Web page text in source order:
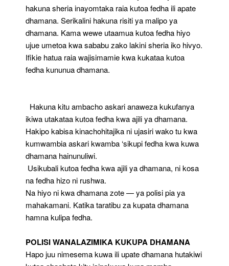
hakuna sheria inayomtaka raia kutoa fedha ili apate
dhamana. Serikalini hakuna risiti ya malipo ya
dhamana. Kama wewe utaamua kutoa fedha hiyo
ujue umetoa kwa sababu zako lakini sheria iko hivyo.
Ifikie hatua raia wajisimamie kwa kukataa kutoa
fedha kununua dhamana.
Hakuna kitu ambacho askari anaweza kukufanya
ikiwa utakataa kutoa fedha kwa ajili ya dhamana.
Hakipo kabisa kinachohitajika ni ujasiri wako tu kwa
kumwambia askari kwamba ‘sikupi fedha kwa kuwa
dhamana hainunuliwi.
Usikubali kutoa fedha kwa ajili ya dhamana, ni kosa
na fedha hizo ni rushwa.
Na hiyo ni kwa dhamana zote — ya polisi pia ya
mahakamani. Katika taratibu za kupata dhamana
hamna kulipa fedha.
POLISI WANALAZIMIKA KUKUPA DHAMANA
Hapo juu nimesema kuwa ili upate dhamana hutakiwi